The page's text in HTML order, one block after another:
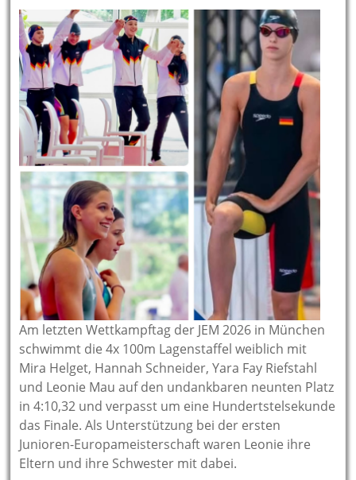
Am letzten Wettkampftag der JEM 2026 in München
schwimmt die 4x 100m Lagenstaffel weiblich mit
Mira Helget, Hannah Schneider, Yara Fay Riefstahl
und Leonie Mau auf den undankbaren neunten Platz
in 4:10,32 und verpasst um eine Hundertstelsekunde
das Finale. Als Unterstützung bei der ersten
Junioren-Europameisterschaft waren Leonie ihre
Eltern und ihre Schwester mit dabei.